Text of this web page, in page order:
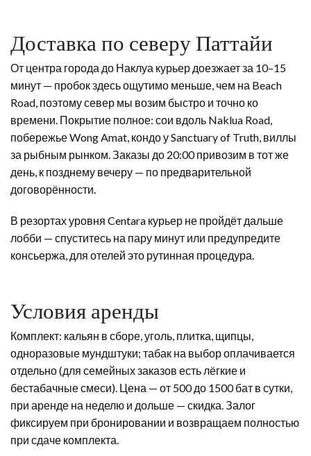
Доставка по северу Паттайи
От центра города до Наклуа курьер доезжает за 10–15
минут — пробок здесь ощутимо меньше, чем на Beach
Road, поэтому север мы возим быстро и точно ко
времени. Покрытие полное: сои вдоль Naklua Road,
побережье Wong Amat, кондо у Sanctuary of Truth, виллы
за рыбным рынком. Заказы до 20:00 привозим в тот же
день, к позднему вечеру — по предварительной
договорённости.
В резортах уровня Centara курьер не пройдёт дальше
лобби — спуститесь на пару минут или предупредите
консьержа, для отелей это рутинная процедура.
Условия аренды
Комплект: кальян в сборе, уголь, плитка, щипцы,
одноразовые мундштуки; табак на выбор оплачивается
отдельно (для семейных заказов есть лёгкие и
бестабачные смеси). Цена — от 500 до 1500 бат в сутки,
при аренде на неделю и дольше — скидка. Залог
фиксируем при бронировании и возвращаем полностью
при сдаче комплекта.